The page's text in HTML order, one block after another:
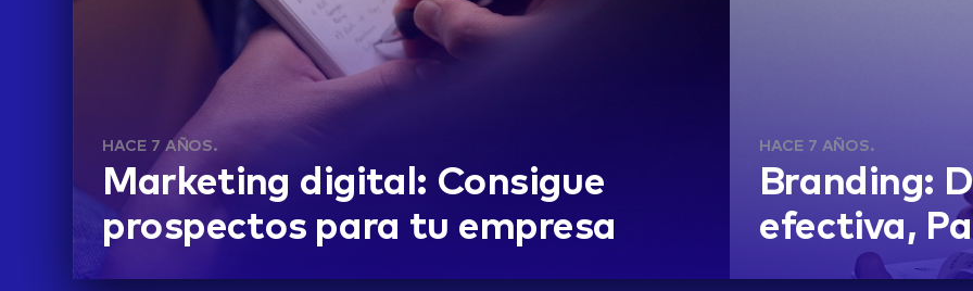
HACE 7 AÑOS.
Marketing digital: Consigue
prospectos para tu empresa
HACE 7 AÑOS.
Branding:
efectiva,